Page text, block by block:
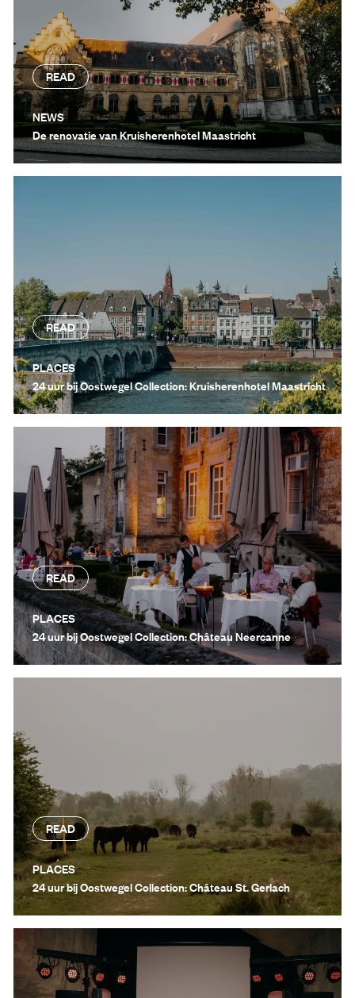
READ
NEWS
De renovatie van Kruisherenhotel Maastricht
READ
PLACES
24 uur bij Oostwegel Collection: Kruisherenhotel Maastricht
READ
PLACES
24 uur bij Oostwegel Collection: Château Neercanne
READ
PLACES
24 uur bij Oostwegel Collection: Château St. Gerlach